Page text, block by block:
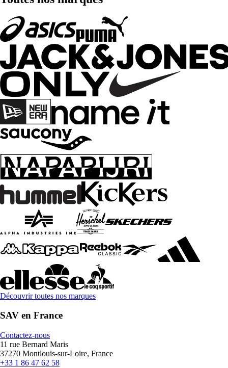
Découvrir toutes nos marques
SAV en France
Contactez-nous
11 rue Bernard Maris
37270 Montlouis-sur-Loire, France
+33 1 86 47 62 58